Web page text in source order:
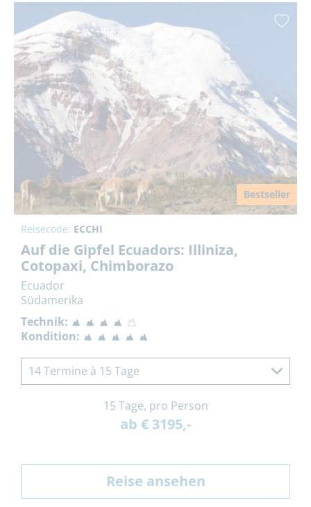
Bestseller
Reisecode: ECCHI
Auf die Gipfel Ecuadors: Illiniza,
Cotopaxi, Chimborazo
Ecuador
Südamerika
Technik:
Kondition:
14 Termine à 15 Tage
15 Tage, pro Person
ab € 3195,-
Reise ansehen